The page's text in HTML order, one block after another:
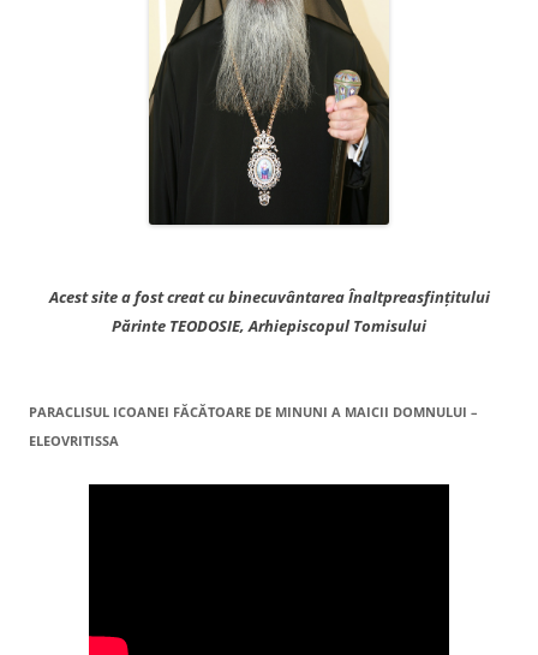
Acest site a fost creat cu binecuvântarea Înaltpreasfințitului
Părinte TEODOSIE, Arhiepiscopul Tomisului
PARACLISUL ICOANEI FĂCĂTOARE DE MINUNI A MAICII DOMNULUI –
ELEOVRITISSA